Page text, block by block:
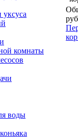
комнаты
воды